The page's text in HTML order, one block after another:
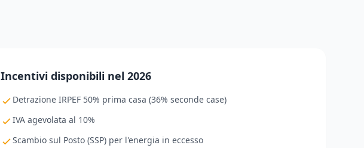
Incentivi disponibili nel 2026
Detrazione IRPEF 50% prima casa (36% seconde case)
IVA agevolata al 10%
Scambio sul Posto (SSP) per l'energia in eccesso